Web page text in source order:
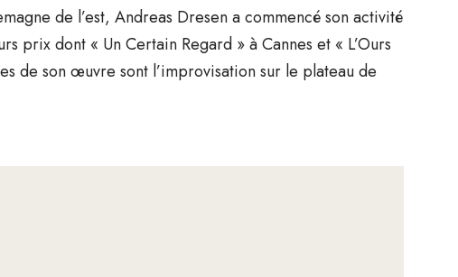
de l’est, Andreas Dresen a commencé son activité
prix dont « Un Certain Regard » à Cannes et « L’Ours
de son œuvre sont l’improvisation sur le plateau de